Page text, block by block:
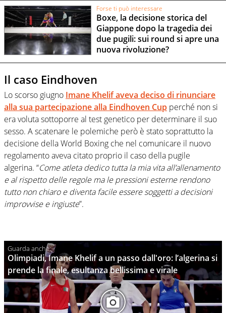
Forse ti può interessare
Boxe, la decisione storica del
Giappone dopo la tragedia dei
due pugili: sui round si apre una
nuova rivoluzione?
Il caso Eindhoven
Lo scorso giugno Imane Khelif aveva deciso di rinunciare
alla sua partecipazione alla Eindhoven Cup perché non si
era voluta sottoporre al test genetico per determinare il suo
sesso. A scatenare le polemiche però è stato soprattutto la
decisione della World Boxing che nel comunicare il nuovo
regolamento aveva citato proprio il caso della pugile
algerina. “Come atleta dedico tutta la mia vita all’allenamento
e al rispetto delle regole ma le pressioni esterne rendono
tutto non chiaro e diventa facile essere soggetti a decisioni
improvvise e ingiuste”.
Olimpiadi, Imane Khelif a un passo dall'oro: l’algerina si
prende la finale, esultanza bellissima e virale